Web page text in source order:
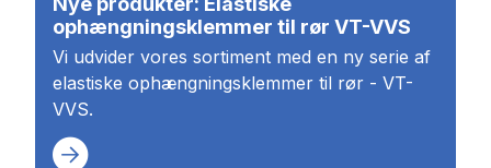
ophængningsklemmer til rør VT-VVS
Vi udvider vores sortiment med en ny serie af
elastiske ophængningsklemmer til rør - VT-
VVS.